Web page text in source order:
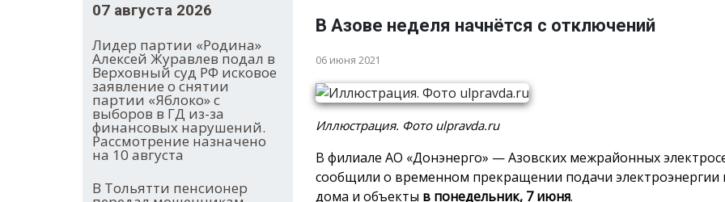
07 августа 2026
Лидер партии «Родина»
Алексей Журавлев подал в
Верховный суд РФ исковое
заявление о снятии
партии «Яблоко» с
выборов в ГД из-за
финансовых нарушений.
Рассмотрение назначено
на 10 августа
В Тольятти пенсионер
В Азове неделя начнётся с отключений
06 июня 2021
Иллюстрация. Фото ulpravda.ru
В филиале АО «Донэнерго» — Азовских межрайонных
сообщили о временном прекращении подачи
дома и объекты в понедельник, 7 июня.